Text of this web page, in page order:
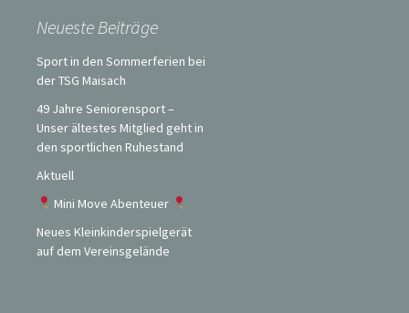
Neueste Beiträge
Sport in den Sommerferien bei
der TSG Maisach
49 Jahre Seniorensport –
Unser ältestes Mitglied geht in
den sportlichen Ruhestand
Aktuell
Mini Move Abenteuer
Neues Kleinkinderspielgerät
auf dem Vereinsgelände